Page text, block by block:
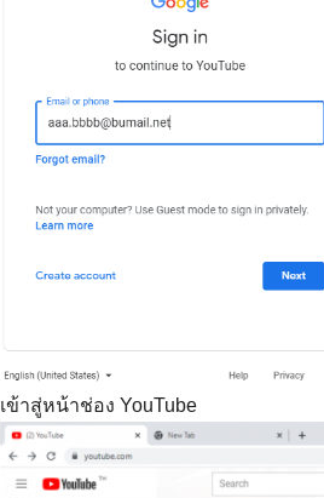
เข้าสู่หน้าช่อง YouTube